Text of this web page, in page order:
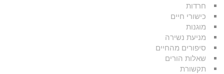
חרדות
כישורי חיים
מוגנות
מניעת נשירה
סיפורים מהחיים
שאלות הורים
תקשורת